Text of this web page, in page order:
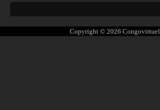
Copyright © 2026 Congovirtuel